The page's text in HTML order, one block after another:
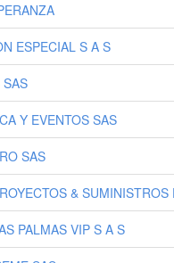
ESPECIAL S A S
SAS
Y EVENTOS SAS
SAS
&
PALMAS VIP S A S